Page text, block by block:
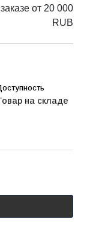
от 20 000
RUB
на складе